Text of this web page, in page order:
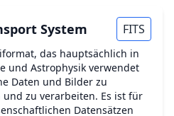
System FITS
das hauptsächlich in
und Astrophysik verwendet
Daten und Bilder zu
zu verarbeiten. Es ist für
Datensätzen